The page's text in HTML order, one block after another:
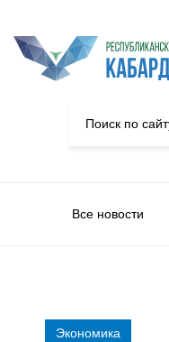
Все новости
Экономика